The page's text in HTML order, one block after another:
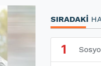
SIRADAKİ
1